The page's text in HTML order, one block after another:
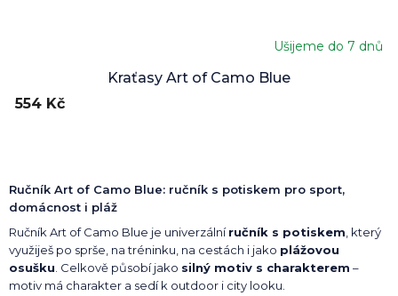
Kraťasy Art of Camo Blue
je
Ušijeme do 7 dnů
554 Kč
Ručník Art of Camo Blue: ručník s potiskem pro sport,
domácnost i pláž
Ručník Art of Camo Blue je univerzálníručník s potiskem , který
využiješ po sprše, na tréninku, na cestách i jako plážovou
osušku . Celkově působí jako silný motiv s charakterem –
motiv má charakter a sedí k outdoor i city looku.